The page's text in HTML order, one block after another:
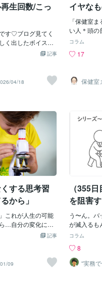
生回数/こっ
す♡ブログ見てく
く出したボイスサ
日とかにブログで
の方に再生して
せん♡笑ちなみに
月31日とかに出し
います♡自分では
なこさんの声は○○
びに自信がつきま
れてありがとう何
たんでしょ？知っ
から録音とかしな
電話もしたことな
ージとか複雑すぎ
良い声溢れてる私
たの為に録音サー
っちに行って？こ
限定って言ってい
たけど1ヶ月の予定
気がむいたら出す
きじゃないえ？ま
すぐ聴け♡全員聴
とすきになってね
記事
04/18
イヤな
「保健室
い人＊頭の
かせる人、
な市民の皆
「理由は
えずイヤ
か必要あり
て大丈夫
全面的に
んはイヤ
うだから
てあげて
でもあり
「そう思う
としても
の事実は
んは、「と
たいなこ
まいがち
とか理性で
と頑張ると
それが出来
いるカウ
てとらえ方
コラム
17
保健室
する思考習
から」
これが人生の可能
…自分の変化に伴
価値が変わるんで
も、その時々で価
。だから折に触れ
返してみると、全
記事
09
（355
を阻害す
う〜ん。
が滅入るも
ュースはこ
その問題と
りだったか
した瞬間
コラム
8
“実務で
善パー